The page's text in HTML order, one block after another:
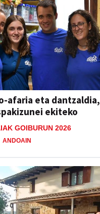
afaria eta dantzaldia,
ekiteko
GOIBURUN 2026
ANDOAIN